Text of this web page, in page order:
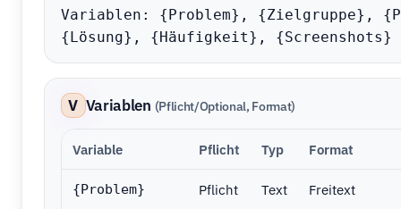
Variablen: {Problem}, {Zielgruppe},
{Lösung}, {Häufigkeit}, {Screenshots}
V Variablen (Pflicht/Optional, Format)
Variable Pflicht Typ Format
{Problem} Pflicht Text Freitext